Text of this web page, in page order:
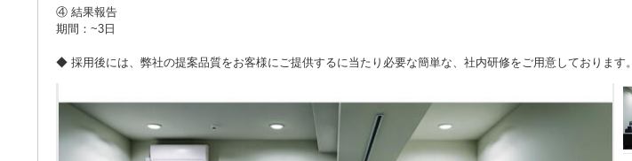
④ 結果報告
期間：~3日
◆ 採用後には、弊社の提案品質をお客様にご提供するに当たり必要な簡単な、社内研修をご用意しております。